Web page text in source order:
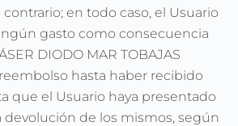
en todo caso, el Usuario
gasto como consecuencia
DIODO MAR TOBAJAS
hasta haber recibido
que el Usuario haya presentado
devolución de los mismos, según